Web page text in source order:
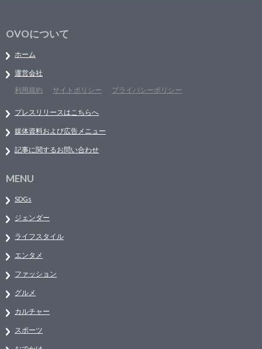
OVOについて
ホーム
運営会社
利用規約
サイトポリシー プライバシーポリシー
プレスリリースはこちらへ
媒体資料および広告メニュー
記事に関するお問い合わせ
MENU
SDGs
ジェンダー
ライフスタイル
エンタメ
ファッション
グルメ
カルチャー
スポーツ